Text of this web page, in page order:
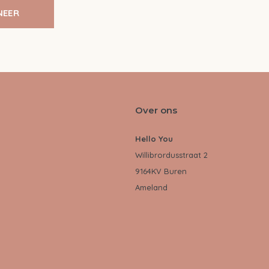
Over ons
Hello You
Willibrordusstraat 2
9164KV Buren
Ameland